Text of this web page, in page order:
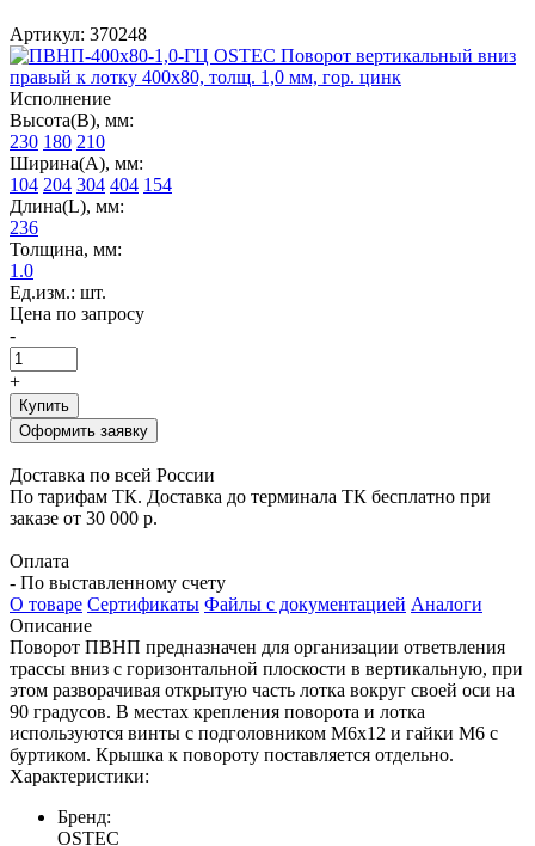
Артикул: 370248
Исполнение
Высота(В), мм:
230 180 210
Ширина(А), мм:
104 204 304 404 154
Длина(L), мм:
236
Толщина, мм:
1.0
Ед.изм.: шт.
Цена по запросу
-
+
Купить
Оформить заявку
Доставка по всей России
По тарифам ТК. Доставка до терминала ТК бесплатно при
заказе от 30 000 р.
Оплата
- По выставленному счету
О товаре Сертификаты Файлы с документацией Аналоги
Описание
Поворот ПВНП предназначен для организации ответвления
трассы вниз с горизонтальной плоскости в вертикальную, при
этом разворачивая открытую часть лотка вокруг своей оси на
90 градусов. В местах крепления поворота и лотка
используются винты с подголовником М6х12 и гайки М6 с
буртиком. Крышка к повороту поставляется отдельно.
Характеристики:
Бренд:
OSTEC